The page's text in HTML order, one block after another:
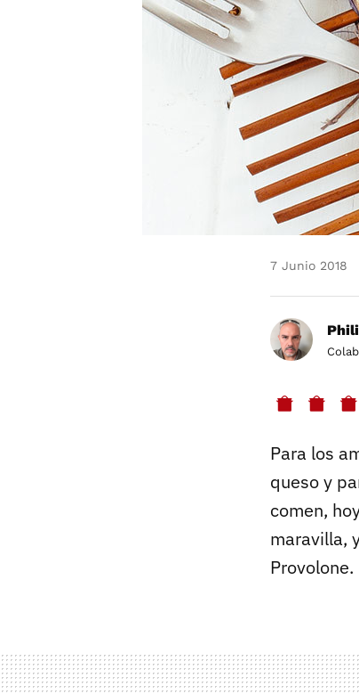
7 Junio 2018
Para los
queso y
comen,
maravilla,
Provolone.